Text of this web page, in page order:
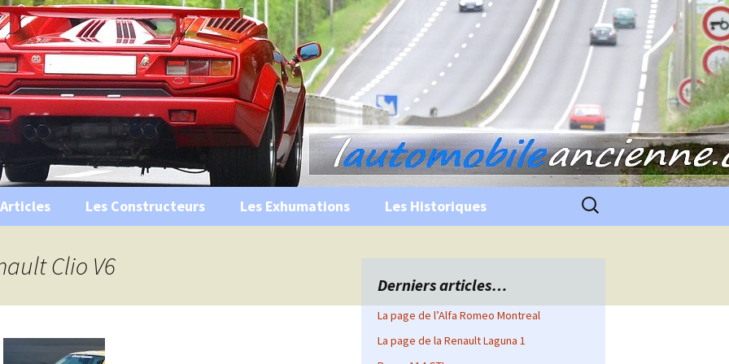
Ancienne
historiques …
Les Constructeurs Les Exhumations Les Historiques Rechercher :
Clio V6
Derniers articles…
La page de l’Alfa Romeo Montreal
La page de la Renault Laguna 1